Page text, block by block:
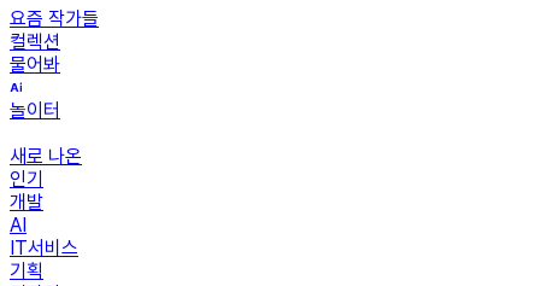
요즘 작가들
컬렉션
물어봐
놀이터
새로 나온
인기
개발
AI
IT서비스
기획